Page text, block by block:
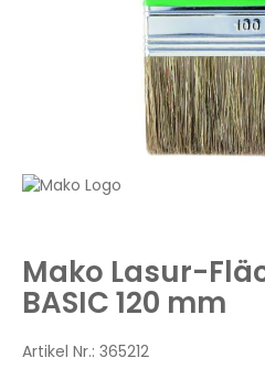
Zum
springen
Mako Lasur-
BASIC 120 mm
Artikel Nr.: 365212